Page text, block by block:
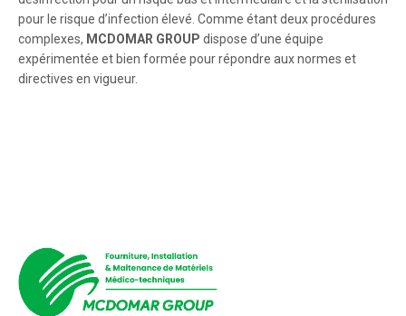
pour le risque d’infection élevé. Comme étant deux procédures
complexes, MCDOMAR GROUP dispose d’une équipe
expérimentée et bien formée pour répondre aux normes et
directives en vigueur.